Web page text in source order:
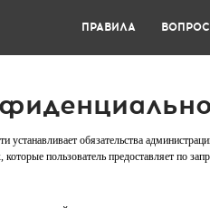
ПРАВИЛА
устанавливает обязательства
пользователь предоставляет по